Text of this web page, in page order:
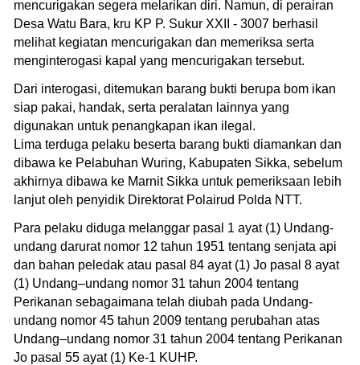
mencurigakan segera melarikan diri. Namun, di perairan
Desa Watu Bara, kru KP P. Sukur XXII - 3007 berhasil
melihat kegiatan mencurigakan dan memeriksa serta
menginterogasi kapal yang mencurigakan tersebut.
Dari interogasi, ditemukan barang bukti berupa bom ikan
siap pakai, handak, serta peralatan lainnya yang
digunakan untuk penangkapan ikan ilegal.
Lima terduga pelaku beserta barang bukti diamankan dan
dibawa ke Pelabuhan Wuring, Kabupaten Sikka, sebelum
akhirnya dibawa ke Marnit Sikka untuk pemeriksaan lebih
lanjut oleh penyidik Direktorat Polairud Polda NTT.
Para pelaku diduga melanggar pasal 1 ayat (1) Undang-
undang darurat nomor 12 tahun 1951 tentang senjata api
dan bahan peledak atau pasal 84 ayat (1) Jo pasal 8 ayat
(1) Undang–undang nomor 31 tahun 2004 tentang
Perikanan sebagaimana telah diubah pada Undang-
undang nomor 45 tahun 2009 tentang perubahan atas
Undang–undang nomor 31 tahun 2004 tentang Perikanan
Jo pasal 55 ayat (1) Ke-1 KUHP.